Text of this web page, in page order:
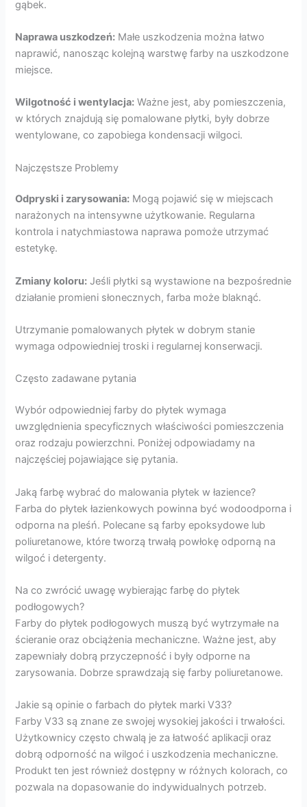
gąbek.
Naprawa uszkodzeń: Małe uszkodzenia można łatwo
naprawić, nanosząc kolejną warstwę farby na uszkodzone
miejsce.
Wilgotność i wentylacja: Ważne jest, aby pomieszczenia,
w których znajdują się pomalowane płytki, były dobrze
wentylowane, co zapobiega kondensacji wilgoci.
Najczęstsze Problemy
Odpryski i zarysowania: Mogą pojawić się w miejscach
narażonych na intensywne użytkowanie. Regularna
kontrola i natychmiastowa naprawa pomoże utrzymać
estetykę.
Zmiany koloru: Jeśli płytki są wystawione na bezpośrednie
działanie promieni słonecznych, farba może blaknąć.
Utrzymanie pomalowanych płytek w dobrym stanie
wymaga odpowiedniej troski i regularnej konserwacji.
Często zadawane pytania
Wybór odpowiedniej farby do płytek wymaga
uwzględnienia specyficznych właściwości pomieszczenia
oraz rodzaju powierzchni. Poniżej odpowiadamy na
najczęściej pojawiające się pytania.
Jaką farbę wybrać do malowania płytek w łazience?
Farba do płytek łazienkowych powinna być wodoodporna i
odporna na pleśń. Polecane są farby epoksydowe lub
poliuretanowe, które tworzą trwałą powłokę odporną na
wilgoć i detergenty.
Na co zwrócić uwagę wybierając farbę do płytek
podłogowych?
Farby do płytek podłogowych muszą być wytrzymałe na
ścieranie oraz obciążenia mechaniczne. Ważne jest, aby
zapewniały dobrą przyczepność i były odporne na
zarysowania. Dobrze sprawdzają się farby poliuretanowe.
Jakie są opinie o farbach do płytek marki V33?
Farby V33 są znane ze swojej wysokiej jakości i trwałości.
Użytkownicy często chwalą je za łatwość aplikacji oraz
dobrą odporność na wilgoć i uszkodzenia mechaniczne.
Produkt ten jest również dostępny w różnych kolorach, co
pozwala na dopasowanie do indywidualnych potrzeb.